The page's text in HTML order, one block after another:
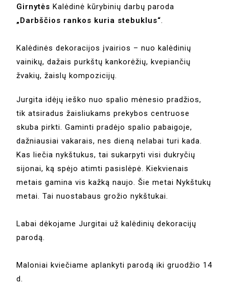
Girnytės Kalėdinė kūrybinių darbų paroda
„Darbščios rankos kuria stebuklus“.
Kalėdinės dekoracijos įvairios – nuo kalėdinių
vainikų, dažais purkštų kankorėžių, kvepiančių
žvakių, žaislų kompozicijų.
Jurgita idėjų ieško nuo spalio mėnesio pradžios,
tik atsiradus žaisliukams prekybos centruose
skuba pirkti. Gaminti pradėjo spalio pabaigoje,
dažniausiai vakarais, nes dieną nelabai turi kada.
Kas liečia nykštukus, tai sukarpyti visi dukryčių
sijonai, ką spėjo atimti pasislėpė. Kiekvienais
metais gamina vis kažką naujo. Šie metai Nykštukų
metai. Tai nuostabaus grožio nykštukai.
Labai dėkojame Jurgitai už kalėdinių dekoracijų
parodą.
Maloniai kviečiame aplankyti parodą iki gruodžio 14
d.